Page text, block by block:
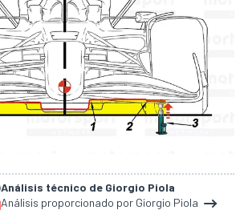
Análisis técnico de Giorgio Piola
Análisis proporcionado por Giorgio Piola